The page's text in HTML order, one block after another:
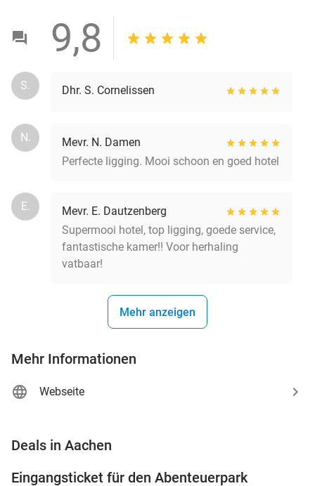
9,8
S. Dhr. S. Cornelissen
N.
Mevr. N. Damen
Perfecte ligging. Mooi schoon en goed hotel
E.
Mevr. E. Dautzenberg
Supermooi hotel, top ligging, goede service,
fantastische kamer!! Voor herhaling
vatbaar!
Mehr anzeigen
Mehr Informationen
Webseite
Deals in Aachen
Eingangsticket für den Abenteuerpark